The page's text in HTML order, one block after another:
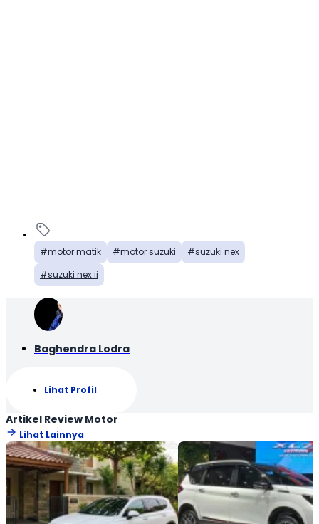
motor matik motor suzuki
suzuki nex
suzuki nex ii
Baghendra Lodra
Lihat Profil
Artikel Review Motor
Lihat Lainnya